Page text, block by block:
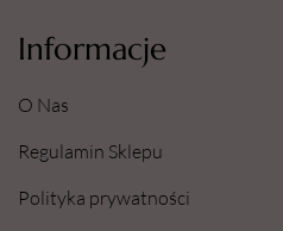
Informacje
O Nas
Regulamin Sklepu
Polityka prywatności